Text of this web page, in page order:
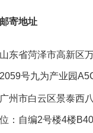
邮寄地址
山东省菏泽市高新区
2059号九为产业园
广州市白云区景泰西
位：自编2号楼4楼